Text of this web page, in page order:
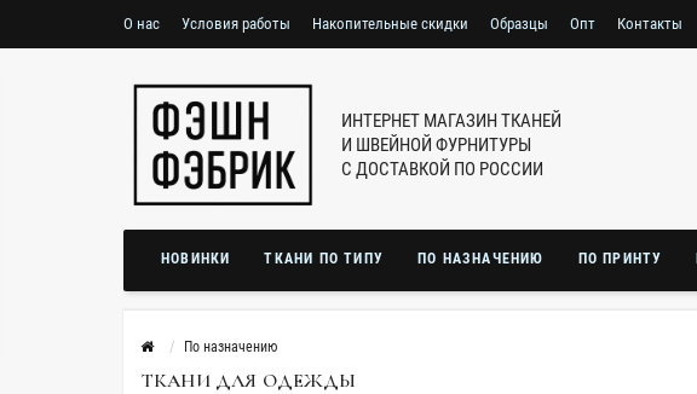
О нас Условия работы Накопительные скидки Образцы Опт Контакты
ИНТЕРНЕТ МАГАЗИН ТКАНЕЙ
И ШВЕЙНОЙ ФУРНИТУРЫ
С ДОСТАВКОЙ ПО РОССИИ
НОВИНКИ ТКАНИ ПО ТИПУ ПО НАЗНАЧЕНИЮ ПО ПРИНТУ
По назначению
ТКАНИ ДЛЯ ОДЕЖДЫ